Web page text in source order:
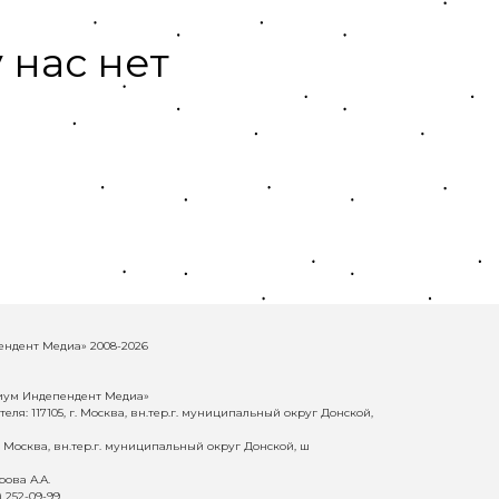
нет
Медиа» 2008-2026
Индепендент Медиа»
117105, г. Москва, вн.тер.г. муниципальный округ Донской,
Москва, вн.тер.г. муниципальный округ Донской, ш
А.А.